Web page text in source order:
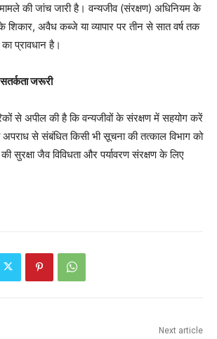
मामले की जांच जारी है। वन्यजीव (संरक्षण) अधिनियम के
शिकार, अवैध कब्जे या व्यापार पर तीन से सात वर्ष तक
प्रावधान है।
जरूरी
से अपील की है कि वन्यजीवों के संरक्षण में सहयोग करें
अपराध से संबंधित किसी भी सूचना की तत्काल विभाग को
सुरक्षा जैव विविधता और पर्यावरण संरक्षण के लिए
Next article